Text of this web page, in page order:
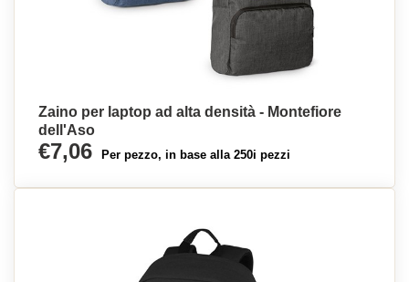
Zaino per laptop ad alta densità - Montefiore
dell'Aso
€7,06 Per pezzo, in base alla 250i pezzi